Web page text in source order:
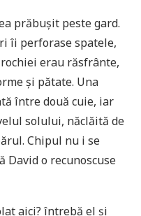
prăbușit peste gard.
îi perforase spatele,
erau răsfrânte,
și pătate. Una
între două cuie, iar
solului, năclăită de
Chipul nu i se
David o recunoscuse
aici? întrebă el și